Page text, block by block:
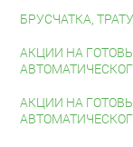
БРУСЧАТКА,
АКЦИИ НА
АКЦИИ НА